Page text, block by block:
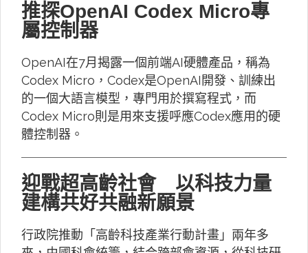
推探OpenAI Codex Micro專
屬控制器
OpenAI在7月揭露一個前端AI硬體產品，稱為
Codex Micro，Codex是OpenAI開發、訓練出
的一個大語言模型，專門用於撰寫程式，而
Codex Micro則是用來支援呼應Codex應用的硬
體控制器。
迎戰超高齡社會 以科技力量
建構共好共融新願景
行政院推動「高齡科技產業行動計畫」兩年多